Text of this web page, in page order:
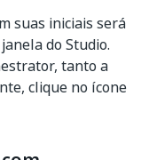
suas iniciais será
do Studio.
tanto a
clique no ícone